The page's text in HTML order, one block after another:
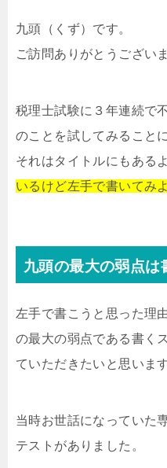
九頭（くず）です。
ご訪問ありがとうございま
税理士試験に３年連続で
のことを試してみること
それはタイトルにもある
いるけど左手で書いてみ
九頭の最大の弱点は
左手で書こうと思った理
の最大の弱点である書く
ていただきたいと思います
当時お世話になっていた
テストがありました。